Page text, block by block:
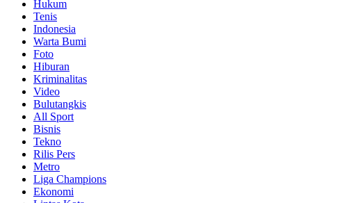
Hukum
Tenis
Indonesia
Warta Bumi
Foto
Hiburan
Kriminalitas
Video
Bulutangkis
All Sport
Bisnis
Tekno
Rilis Pers
Metro
Liga Champions
Ekonomi